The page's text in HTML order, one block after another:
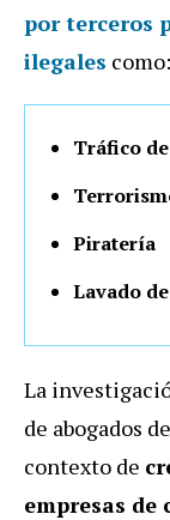
por terceros
ilegales como:
Tráfico
Piratería
Lavado
La
de abogados
contexto de
empresas de